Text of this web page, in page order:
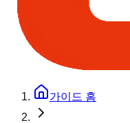
가이드 홈